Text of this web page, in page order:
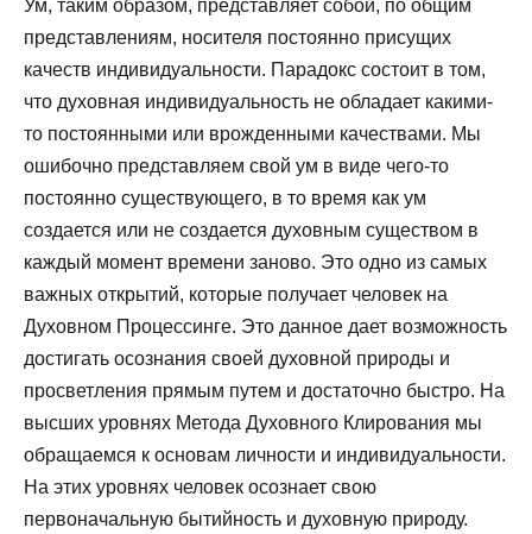
Ум, таким образом, представляет собой, по общим
представлениям, носителя постоянно присущих
качеств индивидуальности. Парадокс состоит в том,
что духовная индивидуальность не обладает какими-
то постоянными или врожденными качествами. Мы
ошибочно представляем свой ум в виде чего-то
постоянно существующего, в то время как ум
создается или не создается духовным существом в
каждый момент времени заново. Это одно из самых
важных открытий, которые получает человек на
Духовном Процессинге. Это данное дает возможность
достигать осознания своей духовной природы и
просветления прямым путем и достаточно быстро. На
высших уровнях Метода Духовного Клирования мы
обращаемся к основам личности и индивидуальности.
На этих уровнях человек осознает свою
первоначальную бытийность и духовную природу.